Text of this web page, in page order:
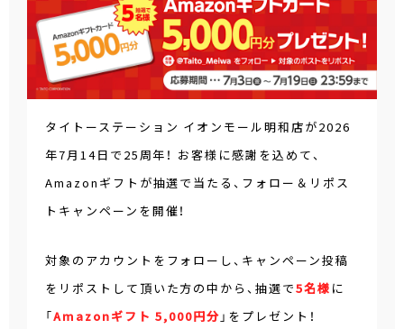
タイトーステーション イオンモール明和店が2026
年7月14日で25周年！ お客様に感謝を込めて、
Amazonギフトが抽選で当たる、フォロー＆リポス
トキャンペーンを開催！
対象のアカウントをフォローし、キャンペーン投稿
をリポストして頂いた方の中から、抽選で5名様 に
「Amazonギフト 5,000円分 」をプレゼント！